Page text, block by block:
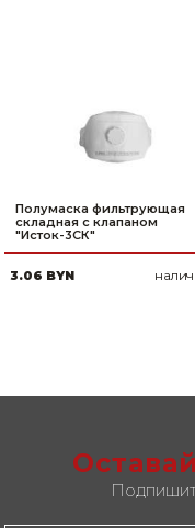
Полумаска фильтрующая
складная с клапаном
"Исток-3СК"
3.06 BYN